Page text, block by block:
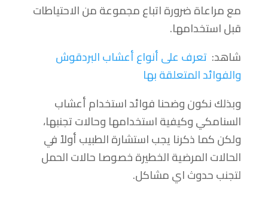
مع مراعاة ضرورة اتباع مجموعة من الاحتياطات
قبل استخدامها.
شاهد: تعرف على أنواع أعشاب البردقوش
والفوائد المتعلقة بها
وبذلك نكون وضحنا فوائد استخدام أعشاب
السنامكي وكيفية استخدامها وحالات تجنبها،
ولكن كما ذكرنا يجب استشارة الطبيب أولاً في
الحالات المرضية الخطيرة خصوصا حالات الحمل
لتجنب حدوث اي مشاكل.